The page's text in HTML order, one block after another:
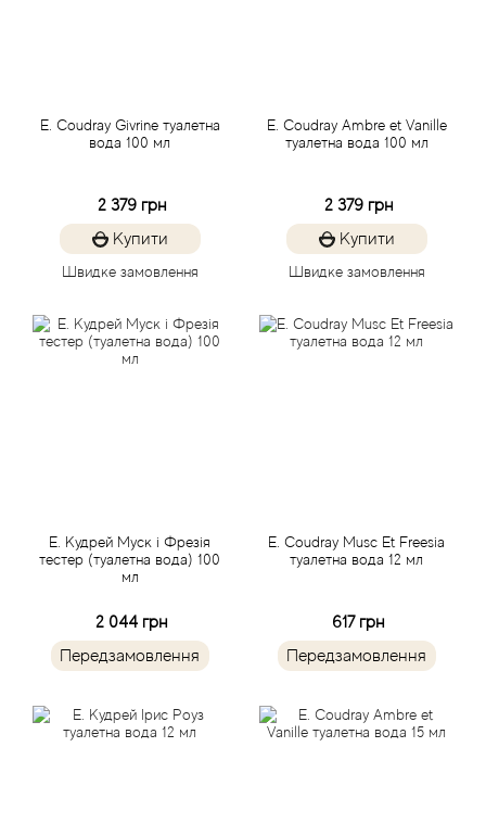
E. Coudray Givrine туалетна
вода 100 мл
2 379 грн
Купити
Швидке замовлення
E. Coudray Ambre et Vanille
туалетна вода 100 мл
2 379 грн
Купити
Швидке замовлення
Е. Кудрей Муск і Фрезія
тестер (туалетна вода) 100
мл
2 044 грн
Передзамовлення
E. Coudray Musc Et Freesia
туалетна вода 12 мл
617 грн
Передзамовлення
Alyssa Ashley
American Crew
Amouage
Amouroud
Anna Sui
Anne Fontaine
Annick Goutal